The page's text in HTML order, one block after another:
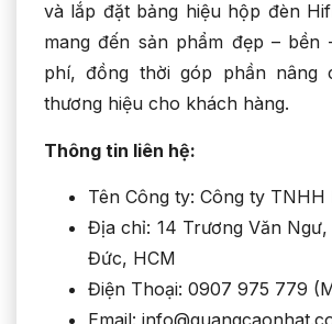
và lắp đặt bảng hiệu hộp đèn
mang đến sản phẩm đẹp – bền
phí, đồng thời góp phần nâng
thương hiệu cho khách hàng.
Thông tin liên hệ:
Tên Công ty: Công ty
Địa chỉ: 14 Trương Văn
Đức, HCM
Điện Thoại: 0907 975 779
Email: